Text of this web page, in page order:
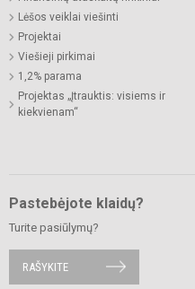
Lėšos veiklai viešinti
Projektai
Viešieji pirkimai
1,2% parama
Projektas „Įtrauktis: visiems ir
kiekvienam“
Pastebėjote klaidų?
Turite pasiūlymų?
RAŠYKITE